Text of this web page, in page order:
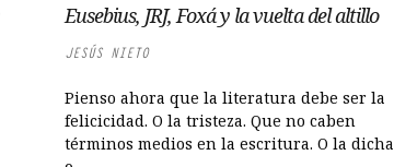
Eusebius, JRJ, Foxá y la vuelta del altillo
JESÚS NIETO
Pienso ahora que la literatura debe ser la
felicicidad. O la tristeza. Que no caben
términos medios en la escritura. O la dicha